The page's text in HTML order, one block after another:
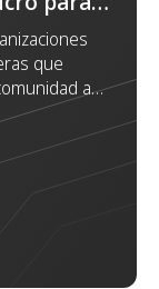
que
a